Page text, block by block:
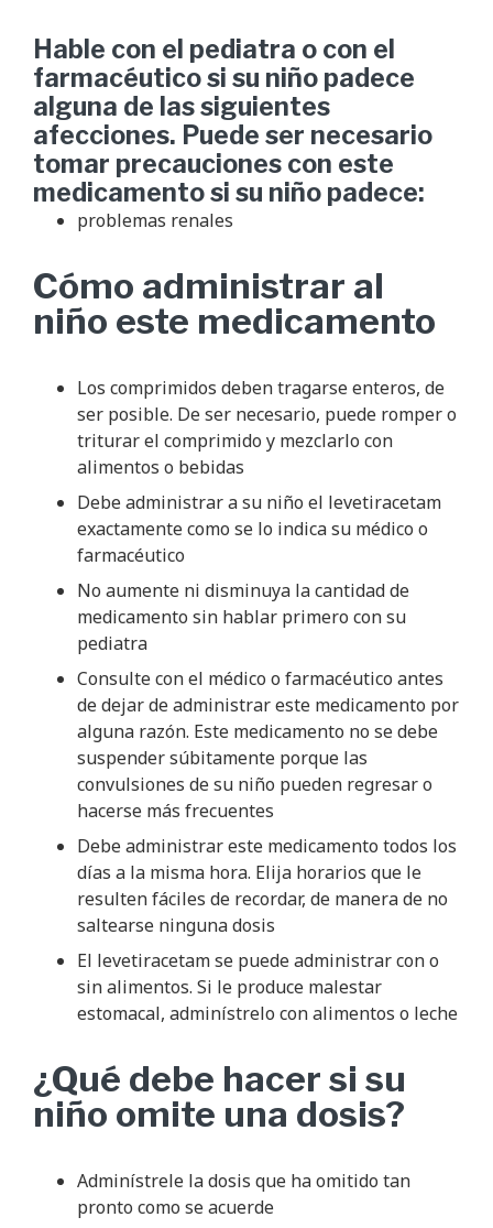
Hable con el pediatra o con el
farmacéutico si su niño padece
alguna de las siguientes
afecciones. Puede ser necesario
tomar precauciones con este
medicamento si su niño padece:
problemas renales
Cómo administrar al
niño este medicamento
Los comprimidos deben tragarse enteros, de
ser posible. De ser necesario, puede romper o
triturar el comprimido y mezclarlo con
alimentos o bebidas
Debe administrar a su niño el levetiracetam
exactamente como se lo indica su médico o
farmacéutico
No aumente ni disminuya la cantidad de
medicamento sin hablar primero con su
pediatra
Consulte con el médico o farmacéutico antes
de dejar de administrar este medicamento por
alguna razón. Este medicamento no se debe
suspender súbitamente porque las
convulsiones de su niño pueden regresar o
hacerse más frecuentes
Debe administrar este medicamento todos los
días a la misma hora. Elija horarios que le
resulten fáciles de recordar, de manera de no
saltearse ninguna dosis
El levetiracetam se puede administrar con o
sin alimentos. Si le produce malestar
estomacal, adminístrelo con alimentos o leche
¿Qué debe hacer si su
niño omite una dosis?
Adminístrele la dosis que ha omitido tan
pronto como se acuerde